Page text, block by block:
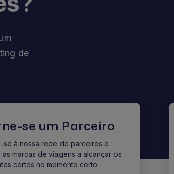
de
se um Parceiro
se à nossa rede de parceiros e
as marcas de viagens a alcançar os
certos no momento certo.